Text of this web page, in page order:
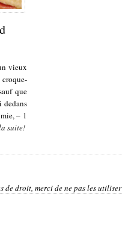
vieux
que
dedans
– 1
suite!
de droit, merci de ne pas les